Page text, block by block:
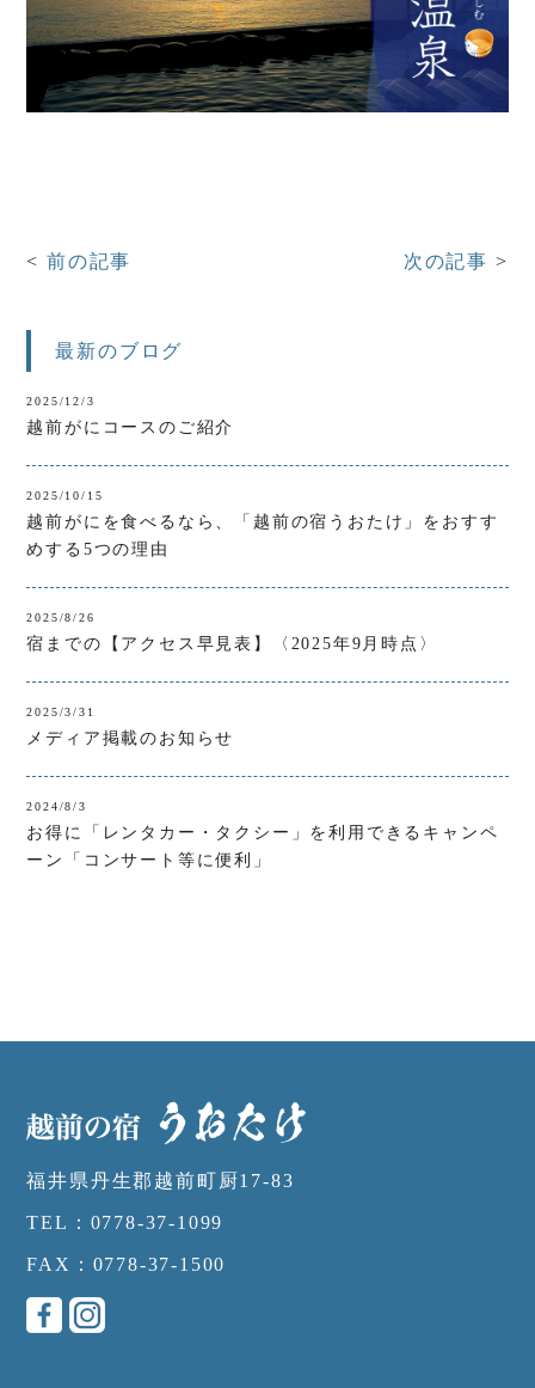
前の記事 次の記事
最新のブログ
2025/12/3
越前がにコースのご紹介
2025/10/15
越前がにを食べるなら、「越前の宿うおたけ」をおすす
めする5つの理由
2025/8/26
宿までの【アクセス早見表】〈2025年9月時点〉
2025/3/31
メディア掲載のお知らせ
2024/8/3
お得に「レンタカー・タクシー」を利用できるキャンペ
ーン「コンサート等に便利」
福井県丹生郡越前町厨17-83
TEL：0778-37-1099
FAX：0778-37-1500